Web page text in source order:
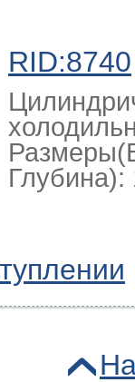
RID:8740
Глубина):